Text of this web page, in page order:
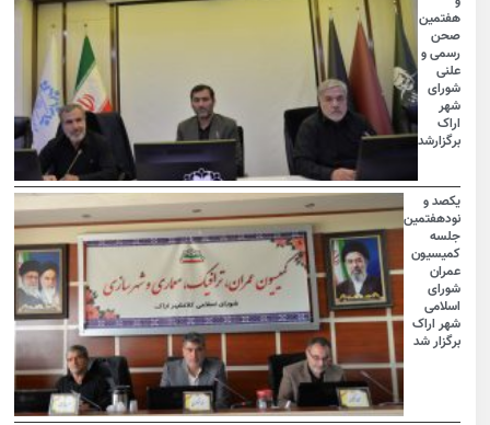
هفتمین
صحن
رسمی و
علنی
شورای
شهر
اراک
برگزارشد
یکصد و
نودهفتمین
جلسه
کمیسیون
عمران
شورای
اسلامی
شهر اراک
برگزار شد